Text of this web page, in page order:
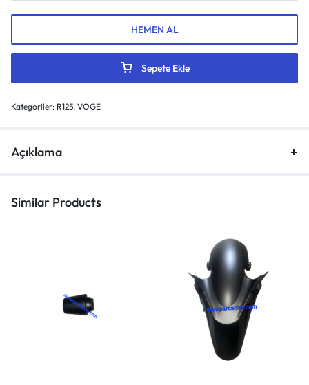
Sepete Ekle
HEMEN AL
Kategoriler: R125, VOGE
Açıklama
Similar Products